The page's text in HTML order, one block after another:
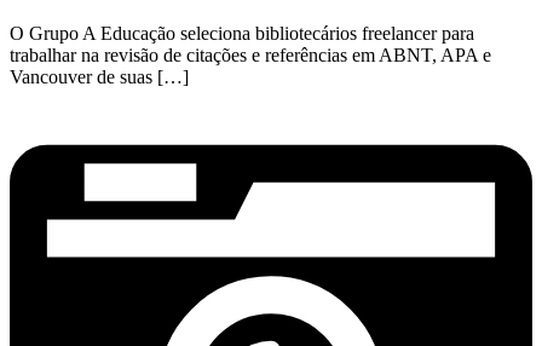
O Grupo A Educação seleciona bibliotecários freelancer para
trabalhar na revisão de citações e referências em ABNT, APA e
Vancouver de suas […]